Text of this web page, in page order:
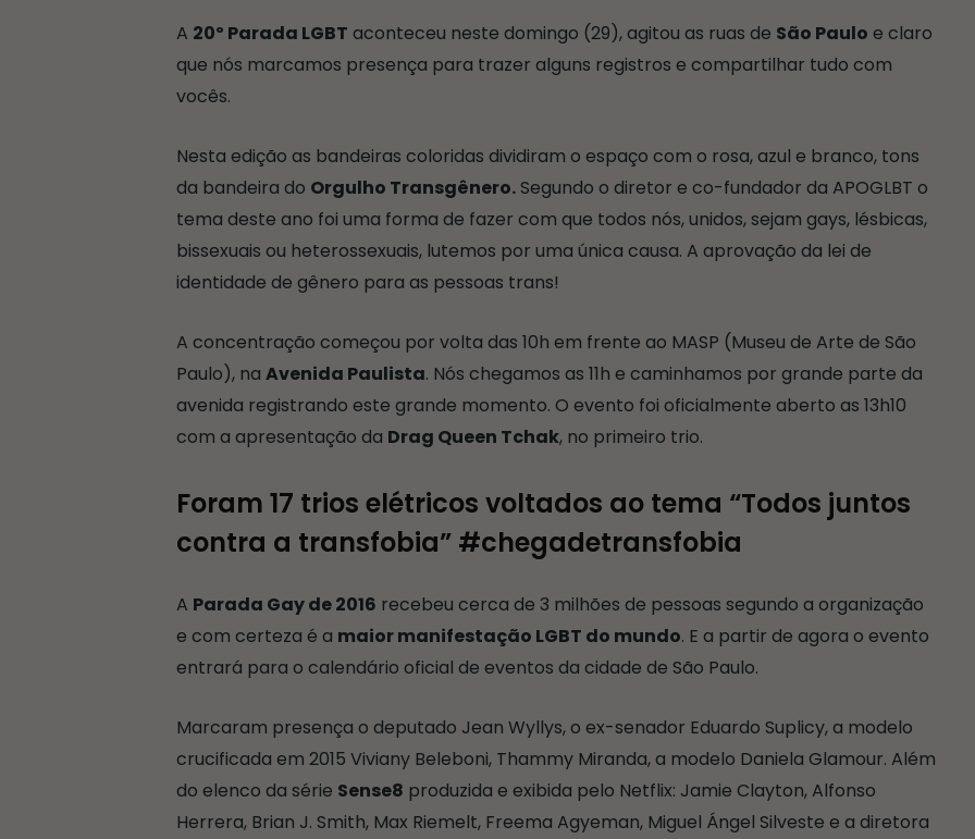
A 20º Parada LGBT aconteceu neste domingo (29), agitou as ruas de São Paulo e claro
que nós marcamos presença para trazer alguns registros e compartilhar tudo com
vocês.
Nesta edição as bandeiras coloridas dividiram o espaço com o rosa, azul e branco, tons
da bandeira do Orgulho Transgênero. Segundo o diretor e co-fundador da APOGLBT o
tema deste ano foi uma forma de fazer com que todos nós, unidos, sejam gays, lésbicas,
bissexuais ou heterossexuais, lutemos por uma única causa. A aprovação da lei de
identidade de gênero para as pessoas trans!
A concentração começou por volta das 10h em frente ao MASP (Museu de Arte de São
Paulo), na Avenida Paulista. Nós chegamos as 11h e caminhamos por grande parte da
avenida registrando este grande momento. O evento foi oficialmente aberto as 13h10
com a apresentação da Drag Queen Tchak, no primeiro trio.
Foram 17 trios elétricos voltados ao tema “Todos juntos
contra a transfobia” #chegadetransfobia
A Parada Gay de 2016 recebeu cerca de 3 milhões de pessoas segundo a organização
e com certeza é a maior manifestação LGBT do mundo. E a partir de agora o evento
entrará para o calendário oficial de eventos da cidade de São Paulo.
Marcaram presença o deputado Jean Wyllys, o ex-senador Eduardo Suplicy, a modelo
crucificada em 2015 Viviany Beleboni, Thammy Miranda, a modelo Daniela Glamour. Além
do elenco da série Sense8 produzida e exibida pelo Netflix: Jamie Clayton, Alfonso
Herrera, Brian J. Smith, Max Riemelt, Freema Agyeman, Miguel Ángel Silveste e a diretora